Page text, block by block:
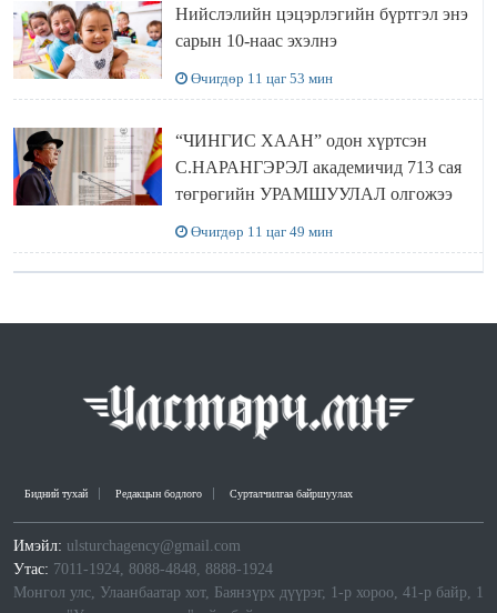
Нийслэлийн цэцэрлэгийн бүртгэл энэ
сарын 10-наас эхэлнэ
Өчигдөр 11 цаг 53 мин
“ЧИНГИС ХААН” одон хүртсэн
С.НАРАНГЭРЭЛ академичид 713 сая
төгрөгийн УРАМШУУЛАЛ олгожээ
Өчигдөр 11 цаг 49 мин
Бидний тухай Редакцын бодлого Сурталчилгаа байршуулах
Имэйл: ulsturchagency@gmail.com
Утас: 7011-1924, 8088-4848, 8888-1924
Монгол улс, Улаанбаатар хот, Баянзүрх дүүрэг, 1-р хороо, 41-р байр, 1